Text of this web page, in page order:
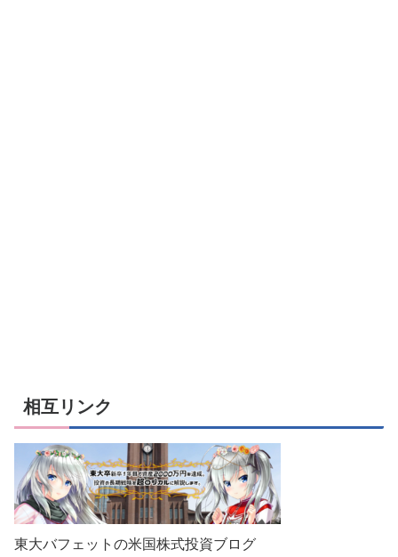
相互リンク
東大バフェットの米国株式投資ブログ